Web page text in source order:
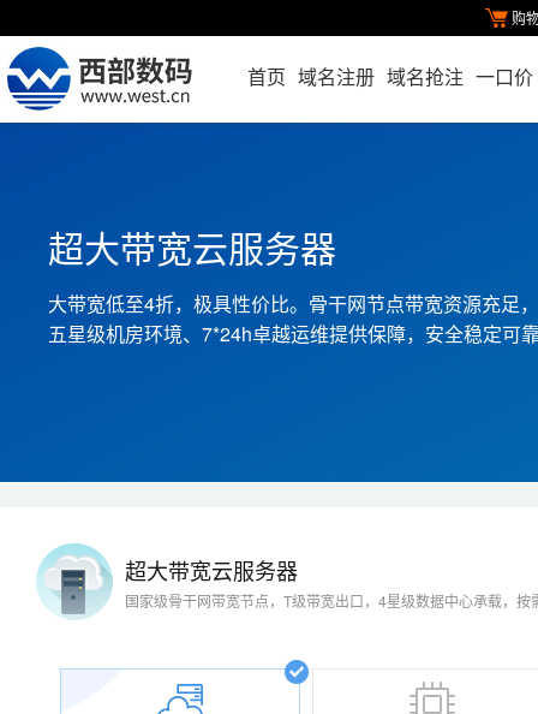
购
首页 域名注册 域名抢注 一口价
超大带宽云服务器
大带宽低至4折，极具性价比。骨干网节点带宽资源充足
五星级机房环境、7*24h卓越运维提供保障，安全稳定可
超大带宽云服务器
国家级骨干网带宽节点，T级带宽出口，4星级数据中心承载，